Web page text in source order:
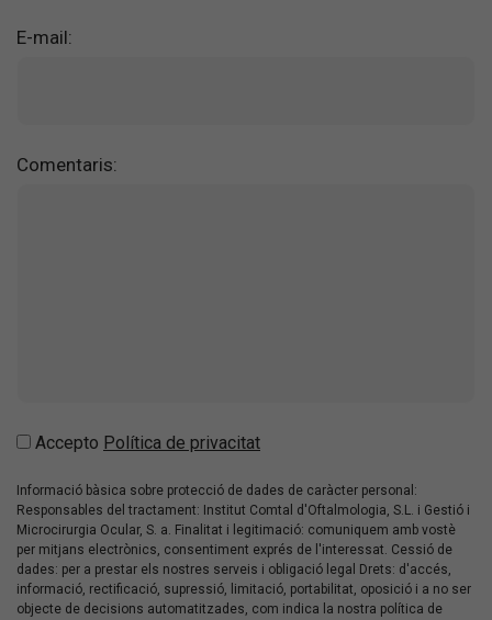
E-mail:
Comentaris:
Accepto Política de privacitat
Informació bàsica sobre protecció de dades de caràcter personal:
Responsables del tractament: Institut Comtal d'Oftalmologia, S.L. i Gestió i
Microcirurgia Ocular, S. a. Finalitat i legitimació: comuniquem amb vostè
per mitjans electrònics, consentiment exprés de l'interessat. Cessió de
dades: per a prestar els nostres serveis i obligació legal Drets: d'accés,
informació, rectificació, supressió, limitació, portabilitat, oposició i a no ser
objecte de decisions automatitzades, com indica la nostra política de